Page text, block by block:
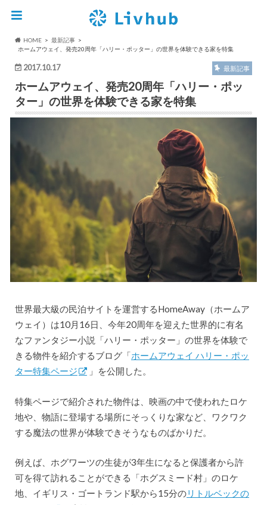
HOME
最新記事
ホームアウェイ、発売20周年「ハリー・ポッター」の世界を体験できる家を特集
2017.10.17 最新記事
ホームアウェイ、発売20周年「ハリー・ポッ
ター」の世界を体験できる家を特集
世界最大級の民泊サイトを運営するHomeAway（ホームア
ウェイ）は10月16日、今年20周年を迎えた世界的に有名
なファンタジー小説「ハリー・ポッター」の世界を体験で
きる物件を紹介するブログ「ホームアウェイ ハリー・ポッ
ター特集ページ
」を公開した。
特集ページで紹介された物件は、映画の中で使われたロケ
地や、物語に登場する場所にそっくりな家など、ワクワク
する魔法の世界が体験できそうなものばかりだ。
例えば、ホグワーツの生徒が3年生になると保護者から許
可を得て訪れることができる「ホグスミード村」のロケ
地、イギリス・ゴートランド駅から15分のリトルベックの